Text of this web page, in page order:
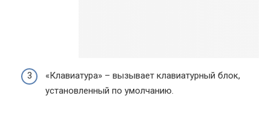
«Клавиатура» – вызывает клавиатурный блок,
установленный по умолчанию.